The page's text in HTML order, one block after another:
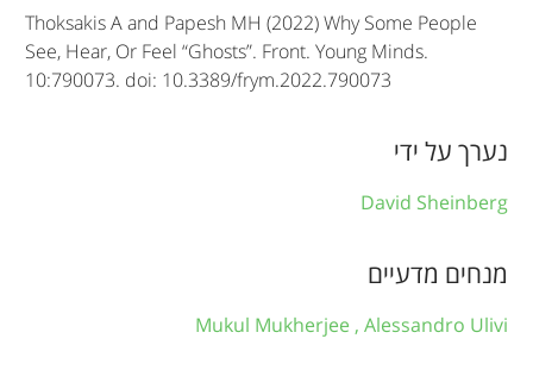
n
o
r
Thoksakis A and Papesh MH (2022) Why Some People
See, Hear, Or Feel “Ghosts”. Front. Young Minds.
10:790073. doi: 10.3389/frym.2022.790073
נערך על ידי
David Sheinberg
מנחים מדעיים
Mukul Mukherjee , Alessandro Ulivi